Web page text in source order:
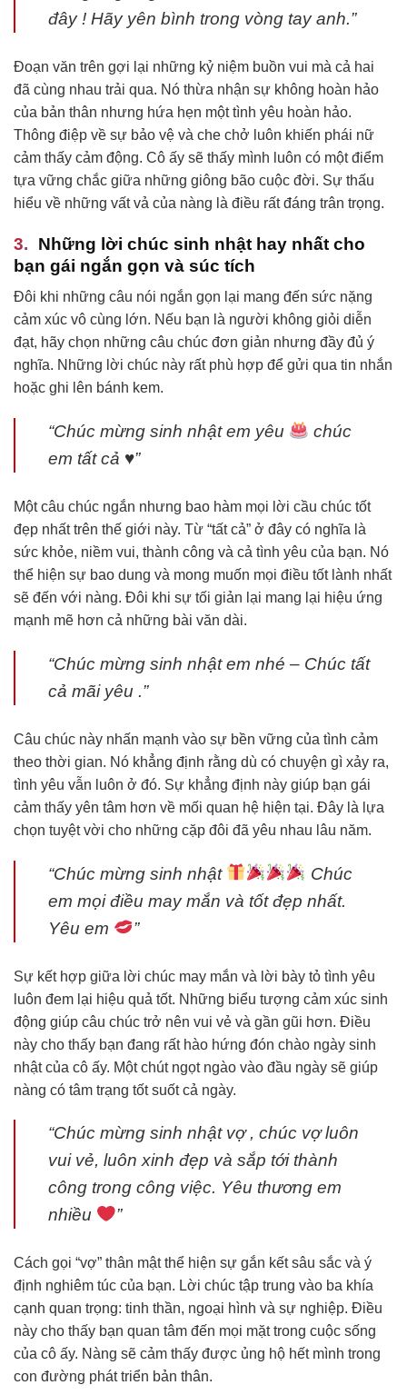
đây ! Hãy yên bình trong vòng tay anh.”
Đoạn văn trên gợi lại những kỷ niệm buồn vui mà cả hai
đã cùng nhau trải qua. Nó thừa nhận sự không hoàn hảo
của bản thân nhưng hứa hẹn một tình yêu hoàn hảo.
Thông điệp về sự bảo vệ và che chở luôn khiến phái nữ
cảm thấy cảm động. Cô ấy sẽ thấy mình luôn có một điểm
tựa vững chắc giữa những giông bão cuộc đời. Sự thấu
hiểu về những vất vả của nàng là điều rất đáng trân trọng.
Những lời chúc sinh nhật hay nhất cho
bạn gái ngắn gọn và súc tích
Đôi khi những câu nói ngắn gọn lại mang đến sức nặng
cảm xúc vô cùng lớn. Nếu bạn là người không giỏi diễn
đạt, hãy chọn những câu chúc đơn giản nhưng đầy đủ ý
nghĩa. Những lời chúc này rất phù hợp để gửi qua tin nhắn
hoặc ghi lên bánh kem.
“Chúc mừng sinh nhật em yêu
chúc
em tất cả ♥️”
Một câu chúc ngắn nhưng bao hàm mọi lời cầu chúc tốt
đẹp nhất trên thế giới này. Từ “tất cả” ở đây có nghĩa là
sức khỏe, niềm vui, thành công và cả tình yêu của bạn. Nó
thể hiện sự bao dung và mong muốn mọi điều tốt lành nhất
sẽ đến với nàng. Đôi khi sự tối giản lại mang lại hiệu ứng
mạnh mẽ hơn cả những bài văn dài.
“Chúc mừng sinh nhật em nhé – Chúc tất
cả mãi yêu .”
Câu chúc này nhấn mạnh vào sự bền vững của tình cảm
theo thời gian. Nó khẳng định rằng dù có chuyện gì xảy ra,
tình yêu vẫn luôn ở đó. Sự khẳng định này giúp bạn gái
cảm thấy yên tâm hơn về mối quan hệ hiện tại. Đây là lựa
chọn tuyệt vời cho những cặp đôi đã yêu nhau lâu năm.
“Chúc mừng sinh nhật
Chúc
em mọi điều may mắn và tốt đẹp nhất.
Yêu em
”
Sự kết hợp giữa lời chúc may mắn và lời bày tỏ tình yêu
luôn đem lại hiệu quả tốt. Những biểu tượng cảm xúc sinh
động giúp câu chúc trở nên vui vẻ và gần gũi hơn. Điều
này cho thấy bạn đang rất hào hứng đón chào ngày sinh
nhật của cô ấy. Một chút ngọt ngào vào đầu ngày sẽ giúp
nàng có tâm trạng tốt suốt cả ngày.
“Chúc mừng sinh nhật vợ , chúc vợ luôn
vui vẻ, luôn xinh đẹp và sắp tới thành
công trong công việc. Yêu thương em
nhiều
”
Cách gọi “vợ” thân mật thể hiện sự gắn kết sâu sắc và ý
định nghiêm túc của bạn. Lời chúc tập trung vào ba khía
cạnh quan trọng: tinh thần, ngoại hình và sự nghiệp. Điều
này cho thấy bạn quan tâm đến mọi mặt trong cuộc sống
của cô ấy. Nàng sẽ cảm thấy được ủng hộ hết mình trong
con đường phát triển bản thân.